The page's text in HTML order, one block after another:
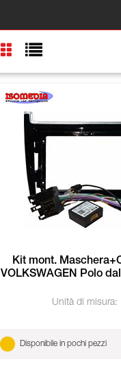
Kit mont.
VOLKSWAGEN Polo
Unità di misura:
Disponibile in pochi pezzi